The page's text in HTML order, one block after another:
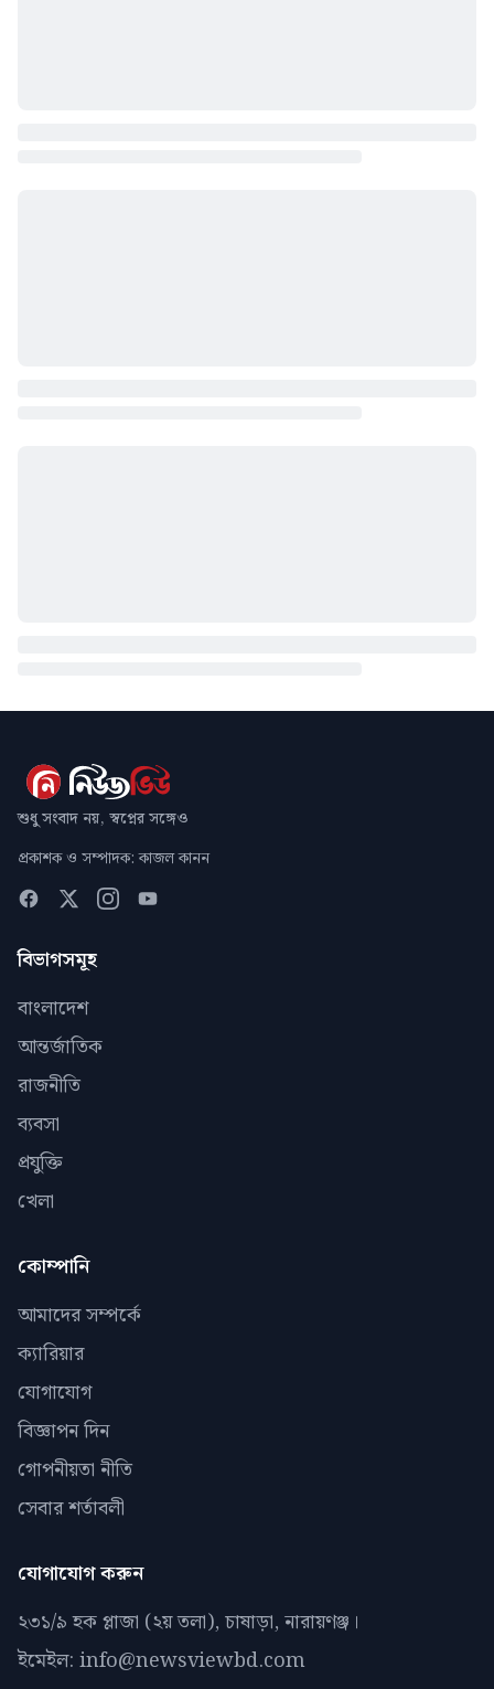
শুধু সংবাদ নয়, স্বপ্নের সঙ্গেও
প্রকাশক ও সম্পাদক: কাজল কানন
বিভাগসমূহ
বাংলাদেশ
আন্তর্জাতিক
রাজনীতি
ব্যবসা
প্রযুক্তি
খেলা
কোম্পানি
আমাদের সম্পর্কে
ক্যারিয়ার
যোগাযোগ
বিজ্ঞাপন দিন
গোপনীয়তা নীতি
সেবার শর্তাবলী
যোগাযোগ করুন
২৩১/৯ হক প্লাজা (২য় তলা), চাষাড়া, নারায়ণঞ্জ।
ইমেইল: info@newsviewbd.com